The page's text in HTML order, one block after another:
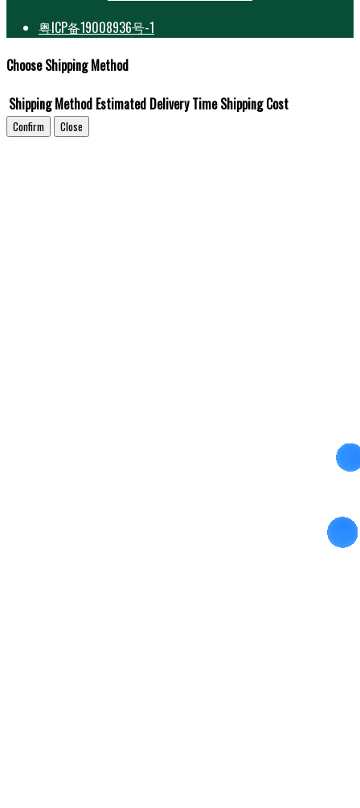
粤ICP备19008936号-1
Choose Shipping Method
Shipping Method Estimated Delivery Time Shipping Cost
Confirm Close